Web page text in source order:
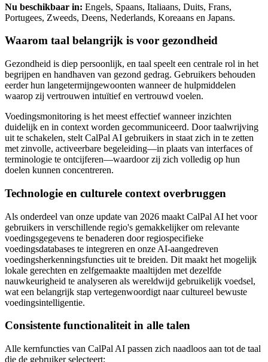
Nu beschikbaar in: Engels, Spaans, Italiaans, Duits, Frans,
Portugees, Zweeds, Deens, Nederlands, Koreaans en Japans.
Waarom taal belangrijk is voor gezondheid
Gezondheid is diep persoonlijk, en taal speelt een centrale rol in het
begrijpen en handhaven van gezond gedrag. Gebruikers behouden
eerder hun langetermijngewoonten wanneer de hulpmiddelen
waarop zij vertrouwen intuïtief en vertrouwd voelen.
Voedingsmonitoring is het meest effectief wanneer inzichten
duidelijk en in context worden gecommuniceerd. Door taalwrijving
uit te schakelen, stelt CalPal AI gebruikers in staat zich in te zetten
met zinvolle, activeerbare begeleiding—in plaats van interfaces of
terminologie te ontcijferen—waardoor zij zich volledig op hun
doelen kunnen concentreren.
Technologie en culturele context overbruggen
Als onderdeel van onze update van 2026 maakt CalPal AI het voor
gebruikers in verschillende regio's gemakkelijker om relevante
voedingsgegevens te benaderen door regiospecifieke
voedingsdatabases te integreren en onze AI-aangedreven
voedingsherkenningsfuncties uit te breiden. Dit maakt het mogelijk
lokale gerechten en zelfgemaakte maaltijden met dezelfde
nauwkeurigheid te analyseren als wereldwijd gebruikelijk voedsel,
wat een belangrijk stap vertegenwoordigt naar cultureel bewuste
voedingsintelligentie.
Consistente functionaliteit in alle talen
Alle kernfuncties van CalPal AI passen zich naadloos aan tot de taal
die de gebruiker selecteert: